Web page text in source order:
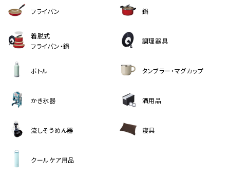
フライパン 鍋
着脱式
フライパン・鍋
調理器具
ボトル タンブラー・マグカップ
かき氷器 酒用品
流しそうめん器 寝具
クールケア用品